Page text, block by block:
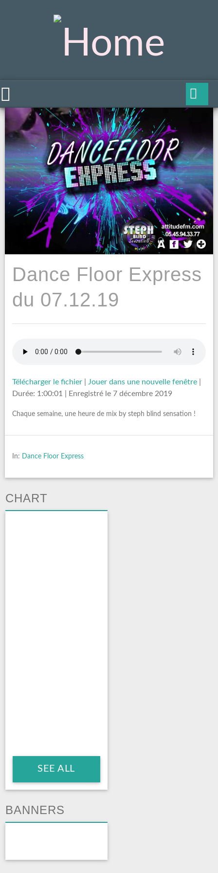
Dance Floor Express
du 07.12.19
Télécharger le fichier Jouer dans une nouvelle fenêtre
Durée: 1:00:01
Enregistré le 7 décembre 2019
Chaque semaine, une heure de mix by steph blind sensation !
In: Dance Floor Express
CHART
SEE ALL
BANNERS